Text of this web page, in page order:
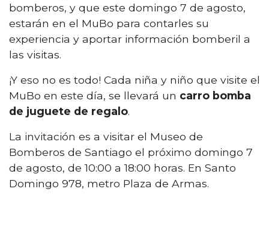
bomberos, y que este domingo 7 de agosto,
estarán en el MuBo para contarles su
experiencia y aportar información bomberil a
las visitas.
¡Y eso no es todo! Cada niña y niño que visite el
MuBo en este día, se llevará un carro bomba
de juguete de regalo.
La invitación es a visitar el Museo de
Bomberos de Santiago el próximo domingo 7
de agosto, de 10:00 a 18:00 horas. En Santo
Domingo 978, metro Plaza de Armas.